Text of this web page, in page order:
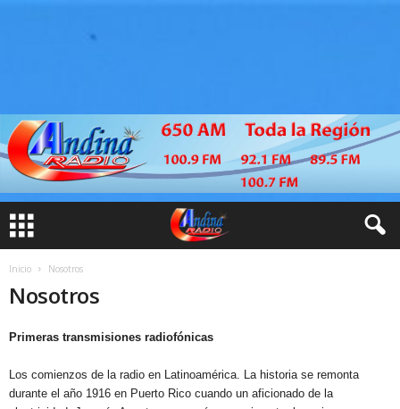
Inicio Nosotros
Nosotros
Primeras transmisiones radiofónicas
Los comienzos de la radio en Latinoamérica. La historia se remonta
durante el año 1916 en Puerto Rico cuando un aficionado de la